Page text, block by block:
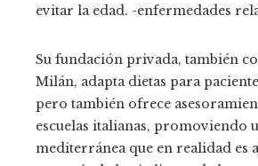
evitar la edad. -enfermedades
Su fundación privada, también
Milán, adapta dietas para
pero también ofrece
escuelas italianas, promoviendo
mediterránea que en realidad es